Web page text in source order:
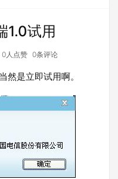
1.0试用
0人点赞 0条评论
然是立即试用啊。